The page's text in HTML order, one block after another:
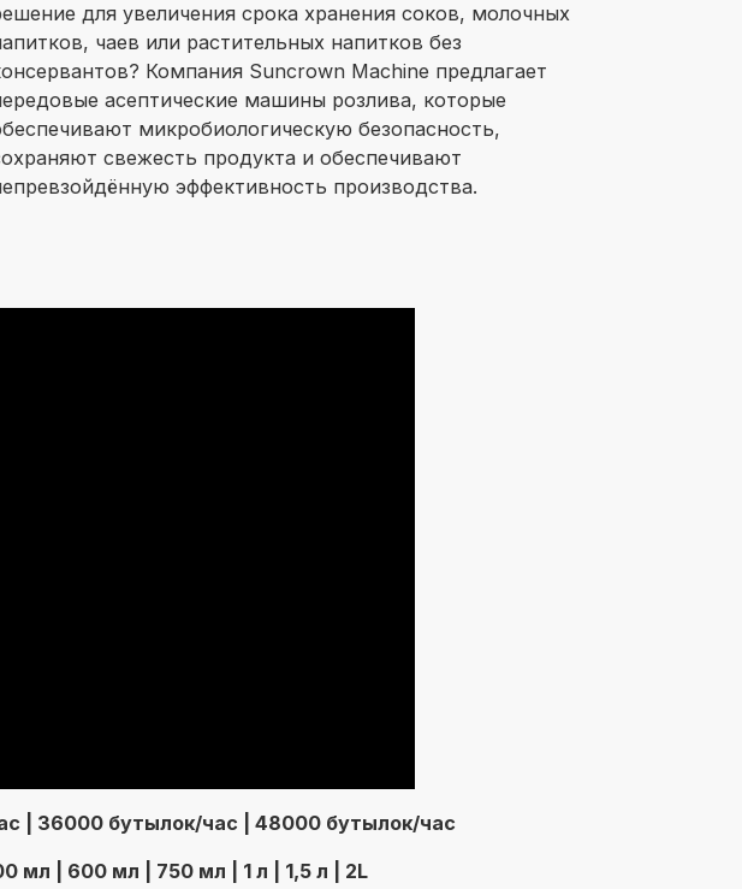
для увеличения срока хранения соков, молочных
чаев или растительных напитков без
Компания Suncrown Machine предлагает
асептические машины розлива, которые
микробиологическую безопасность,
свежесть продукта и обеспечивают
эффективность производства.
| 36000 бутылок/час | 48000 бутылок/час
мл | 600 мл | 750 мл | 1 л | 1,5 л 2L